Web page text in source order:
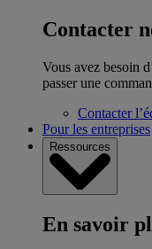
Contacter
Vous avez besoin
passer une
Contacter
Pour les entreprises
Ressources
En savoir